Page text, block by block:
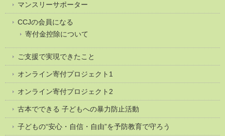
マンスリーサポーター
CCJの会員になる
寄付金控除について
ご支援で実現できたこと
オンライン寄付プロジェクト1
オンライン寄付プロジェクト2
古本でできる 子どもへの暴力防止活動
子どもの“安心・自信・自由”を予防教育で守ろう